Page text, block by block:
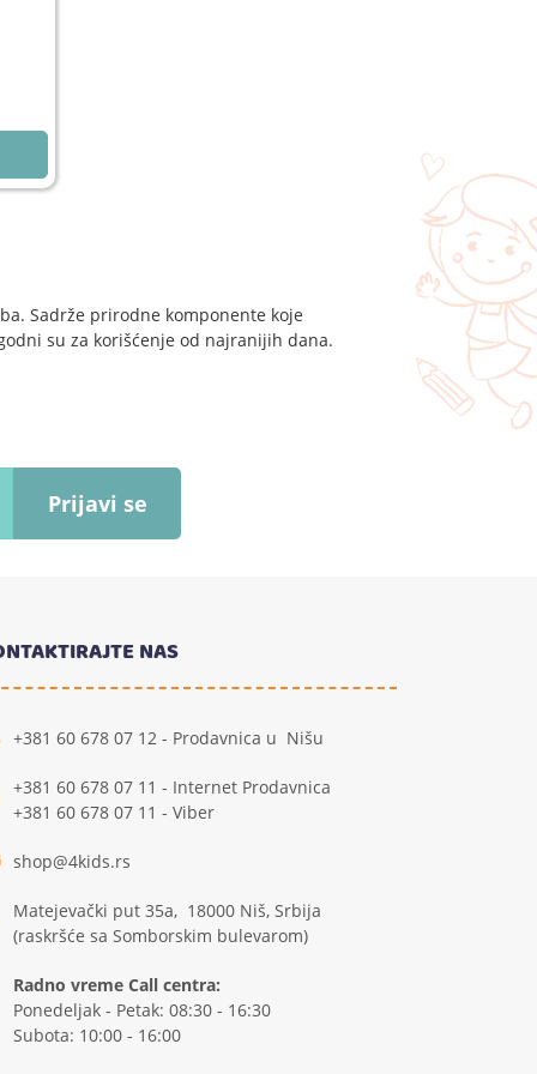
Sadrže prirodne komponente koje
su za korišćenje od najranijih dana.
Prijavi se
NAS
+381 60 678 07 12 - Prodavnica u Nišu
+381 60 678 07 11 - Internet Prodavnica
+381 60 678 07 11 - Viber
shop@4kids.rs
Matejevački put 35a, 18000 Niš, Srbija
(raskršće sa Somborskim bulevarom)
Radno vreme Call centra:
Ponedeljak - Petak: 08:30 - 16:30
Subota: 10:00 - 16:00